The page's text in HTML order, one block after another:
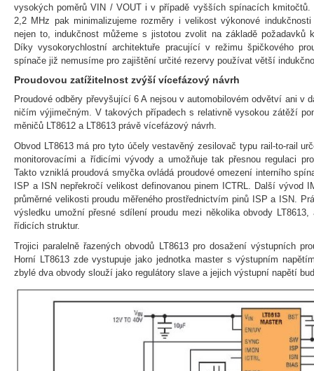
vysokých poměrů VIN / VOUT i v případě vyšších spínacích
2,2 MHz pak minimalizujeme rozměry i velikost výkonové
nejen to, indukčnost můžeme s jistotou zvolit na základě požadavků
Díky vysokorychlostní architektuře pracující v režimu špičkového
spínače již nemusíme pro zajištění určité rezervy používat větší
Proudovou zatížitelnost zvýší vícefázový návrh
Proudové odběry převyšující 6 A nejsou v automobilovém odvětví ani v
ničím výjimečným. V takových případech s relativně vysokou zátěží
měničů LT8612 a LT8613 právě vícefázový návrh.
Obvod LT8613 má pro tyto účely vestavěný zesilovač typu rail-to-rail
monitorovacími a řídicími vývody a umožňuje tak přesnou regulaci
Takto vzniklá proudová smyčka ovládá proudové omezení interního
ISP a ISN nepřekročí velikost definovanou pinem ICTRL. Další vývod
průměrné velikosti proudu měřeného prostřednictvím pinů ISP a ISN.
výsledku umožní přesné sdílení proudu mezi několika obvody
řídicích struktur.
Trojici paralelně řazených obvodů LT8613 pro dosažení výstupních
Horní LT8613 zde vystupuje jako jednotka master s výstupním
zbylé dva obvody slouží jako regulátory slave a jejich výstupní napětí